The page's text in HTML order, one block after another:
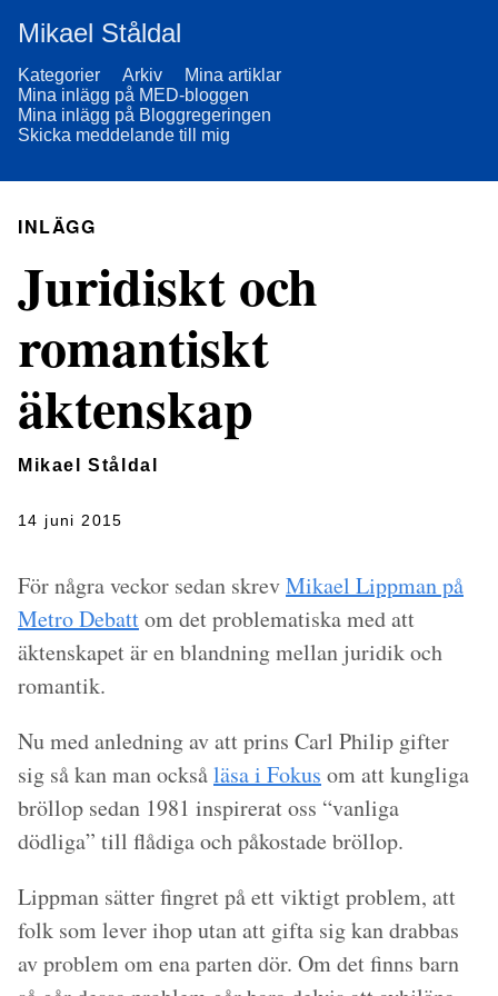
Mikael Ståldal
Kategorier Arkiv
Mina artiklar
Mina inlägg på MED-bloggen
Mina inlägg på Bloggregeringen
Skicka meddelande till mig
INLÄGG
Juridiskt och
romantiskt
äktenskap
Mikael Ståldal
14 juni 2015
För några veckor sedan skrevMikael Lippman på
Metro Debattom det problematiska med att
äktenskapet är en blandning mellan juridik och
romantik.
Nu med anledning av att prins Carl Philip gifter
sig så kan man ocksåläsa i Fokus om att kungliga
bröllop sedan 1981 inspirerat oss “vanliga
dödliga” till flådiga och påkostade bröllop.
Lippman sätter fingret på ett viktigt problem, att
folk som lever ihop utan att gifta sig kan drabbas
av problem om ena parten dör. Om det finns barn